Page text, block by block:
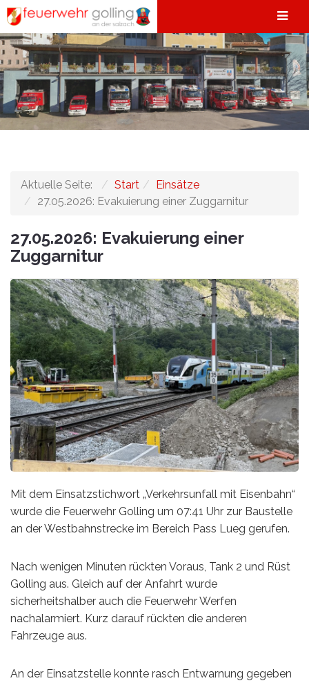
Aktuelle Seite: Start
Einsätze
27.05.2026: Evakuierung einer Zuggarnitur
27.05.2026: Evakuierung einer
Zuggarnitur
Mit dem Einsatzstichwort „Verkehrsunfall mit Eisenbahn“
wurde die Feuerwehr Golling um 07:41 Uhr zur Baustelle
an der Westbahnstrecke im Bereich Pass Lueg gerufen.
Nach wenigen Minuten rückten Voraus, Tank 2 und Rüst
Golling aus. Gleich auf der Anfahrt wurde
sicherheitshalber auch die Feuerwehr Werfen
nachalarmiert. Kurz darauf rückten die anderen
Fahrzeuge aus.
An der Einsatzstelle konnte rasch Entwarnung gegeben